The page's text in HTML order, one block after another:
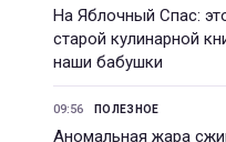
На Яблочный Спас:
старой кулинарной
наши бабушки
09:56 ПОЛЕЗНОЕ
Аномальная жара